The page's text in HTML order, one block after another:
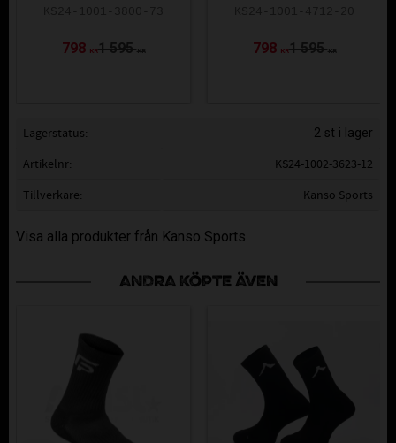
798 KR1 595 KR 798 KR1 595 KR
Lagerstatus 2 st i lager
Artikelnr
KS24-1002-3623-12
Tillverkare
Kanso Sports
Visa alla produkter från Kanso Sports
ANDRA KÖPTE ÄVEN